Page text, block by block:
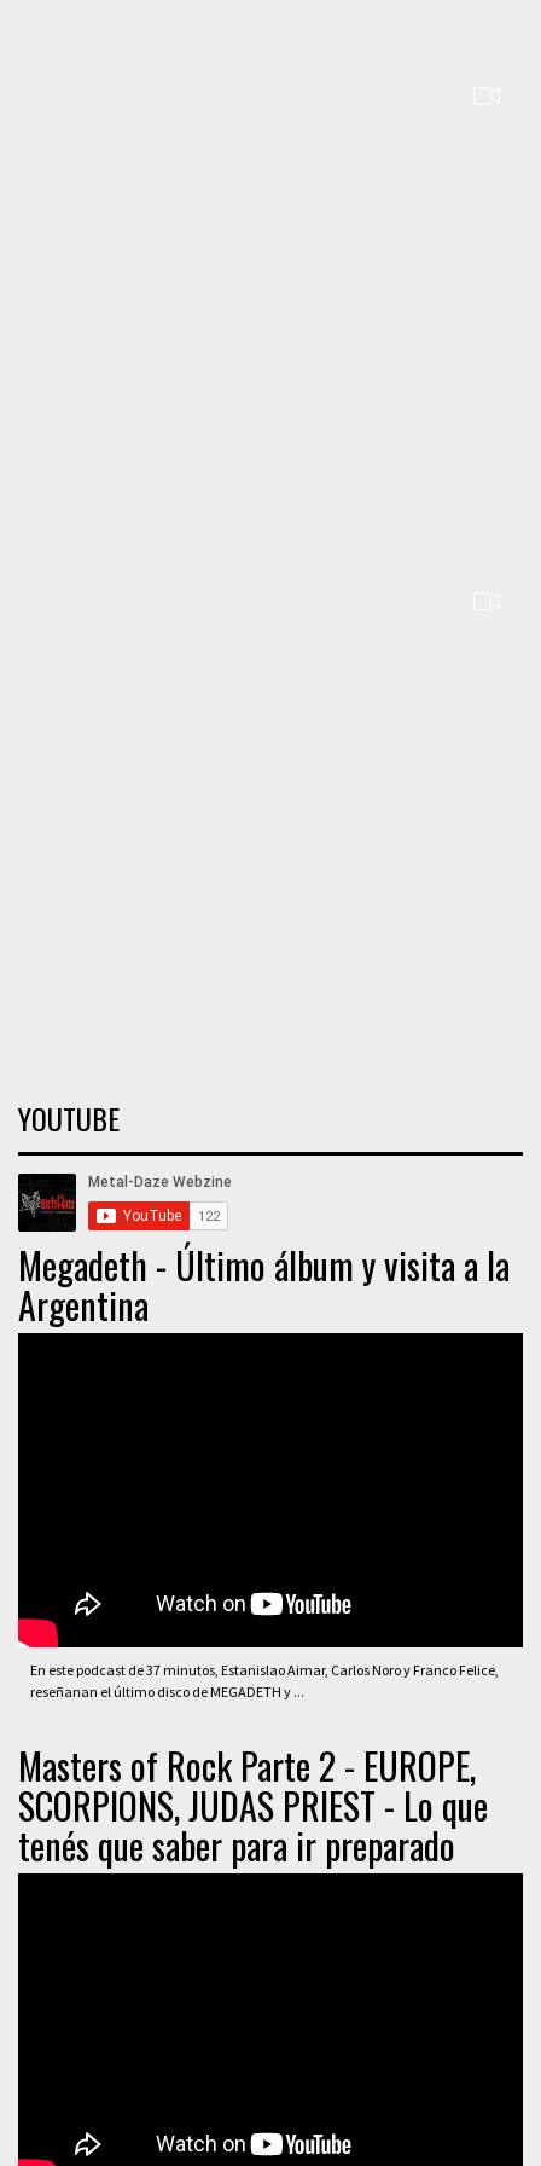
YOUTUBE
Megadeth - Último álbum y visita a la
Argentina
En este podcast de 37 minutos, Estanislao Aimar, Carlos Noro y Franco Felice,
reseñanan el último disco de MEGADETH y ...
Masters of Rock Parte 2 - EUROPE,
SCORPIONS, JUDAS PRIEST - Lo que
tenés que saber para ir preparado